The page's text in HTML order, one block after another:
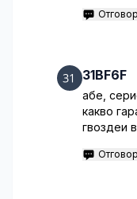
31BF6F
абе,
какво
гвоздеи